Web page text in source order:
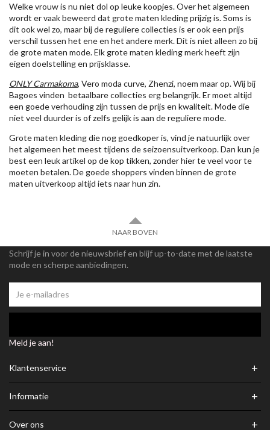
Welke vrouw is nu niet dol op leuke koopjes. Over het algemeen
wordt er vaak beweerd dat grote maten kleding prijzig is. Soms is
dit ook wel zo, maar bij de reguliere collecties is er ook een prijs
verschil tussen het ene en het andere merk. Dit is niet alleen zo bij
de grote maten mode. Elk grote maten kleding merk heeft zijn
eigen doelstelling en prijsklasse.
ONLY Carmakoma, Vero moda curve, Zhenzi, noem maar op. Wij bij
Bagoes vinden betaalbare collecties erg belangrijk. Er moet altijd
een goede verhouding zijn tussen de prijs en kwaliteit. Mode die
niet veel duurder is of zelfs gelijk is aan de reguliere mode.
Grote maten kleding die nog goedkoper is, vind je natuurlijk over
het algemeen het meest tijdens de seizoensuitverkoop. Dan kun je
best een leuk artikel op de kop tikken, zonder hier te veel voor te
moeten betalen. De goede shoppers vinden binnen de grote
maten uitverkoop altijd iets naar hun zin.
NAAR BOVEN
Schrijf je in voor de nieuwsbrief en blijf up-to-date met de laatste
mode en scherpe aanbiedingen.
Meld je aan!
Klantenservice +
Informatie +
Over ons +